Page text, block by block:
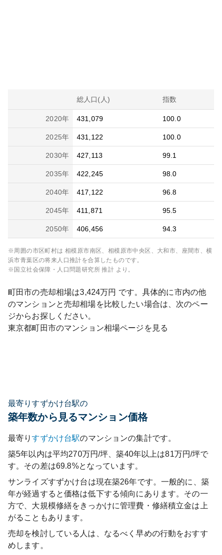
総人口(人) 指数
2020年 431,079 100.0
2025年 431,122 100.0
2030年 427,113 99.1
2035年 422,245 98.0
2040年 417,122 96.8
2045年 411,871 95.5
2050年 406,456 94.3
※周囲の市区町村は 相模原市南区、相模原市中央区、大和市、座間市、横
浜市青葉区の将来人口推計を合算したものです。
※国立社会保障・人口問題研究所 推計 より。
町田市の売却相場は3,424万円 です。具体的に市内の他
のマンションと売却相場を比較したい場合は、次のペー
ジからお探しください。
東京都町田市のマンション相場ページを見る
最寄りすずかけ台駅の
築年数から見るマンション価格
最寄りすずかけ台駅のマンションの集計です。
築5年以内は平均270万円/坪、築40年以上は81万円/坪で
す。その差は69.8%となっています。
サンライズすずかけ台 は現在築26年です。一般的に、築
年が経過すると価格は低下する傾向にあります。その一
方で、大規模修繕をきっかけに管理費・修繕積立金は上
がることもあります。
売却を検討している人は、なるべく早めの行動をおすす
めします。